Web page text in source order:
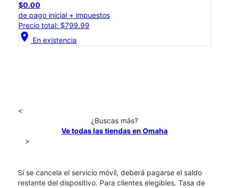
$0.00
de pago inicial + impuestos
Precio total: $799.99
location_on En existencia
<
¿Buscas más?
Ve todas las tiendas en Omaha
>
Si se cancela el servicio móvil, deberá pagarse el saldo
restante del dispositivo. Para clientes elegibles. Tasa de